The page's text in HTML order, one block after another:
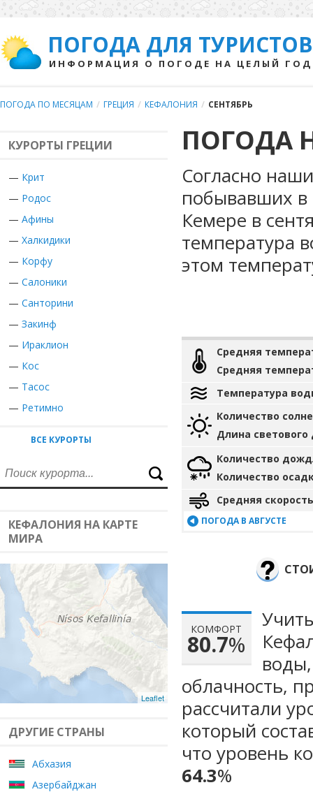
ПОГОДА ДЛЯ ТУРИСТОВ
ИНФОРМАЦИЯ О ПОГОДЕ НА ЦЕЛЫЙ ГОД
ПОГОДА ПО МЕСЯЦАМ / ГРЕЦИЯ / КЕФАЛОНИЯ / СЕНТЯБРЬ
КУРОРТЫ ГРЕЦИИ
— Крит
— Родос
— Афины
— Халкидики
— Корфу
— Салоники
— Санторини
— Закинф
— Ираклион
— Кос
— Тасос
— Ретимно
ВСЕ КУРОРТЫ
КЕФАЛОНИЯ НА КАРТЕ
МИРА
Leaflet
ДРУГИЕ СТРАНЫ
Абхазия
Азербайджан
ПОГОДА
Согласно
побывавших в
Кемере в
температура
этом
Средняя
Средняя
Температура
Количество
Длина светового
Количество
Количество
Средняя
ПОГОДА В АВГУСТЕ
КОМФОРТ
80.7%
облачность,
рассчитали
который
что уровень
64.3%